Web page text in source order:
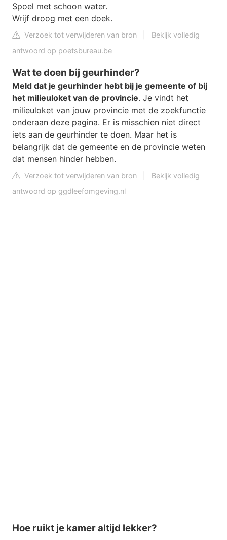
Spoel met schoon water.
Wrijf droog met een doek.
Verzoek tot verwijderen van bron
Bekijk volledig
antwoord op poetsbureau.be
Wat te doen bij geurhinder?
Meld dat je geurhinder hebt bij je gemeente of bij
het milieuloket van de provincie. Je vindt het
milieuloket van jouw provincie met de zoekfunctie
onderaan deze pagina. Er is misschien niet direct
iets aan de geurhinder te doen. Maar het is
belangrijk dat de gemeente en de provincie weten
dat mensen hinder hebben.
Verzoek tot verwijderen van bron
Bekijk volledig
antwoord op ggdleefomgeving.nl
Hoe ruikt je kamer altijd lekker?